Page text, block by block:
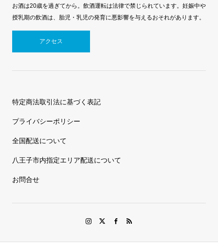
お酒は20歳を過ぎてから。飲酒運転は法律で禁じられています。妊娠中や
授乳期の飲酒は、胎児・乳児の発育に悪影響を与えるおそれがあります。
アクセス
特定商法取引法に基づく表記
プライバシーポリシー
全国配送について
八王子市内指定エリア配送について
お問合せ